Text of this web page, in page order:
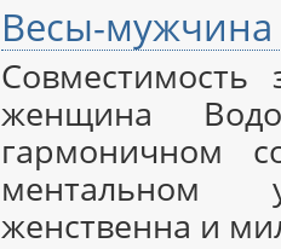
Весы-
женщина
гармоничном
женственна и